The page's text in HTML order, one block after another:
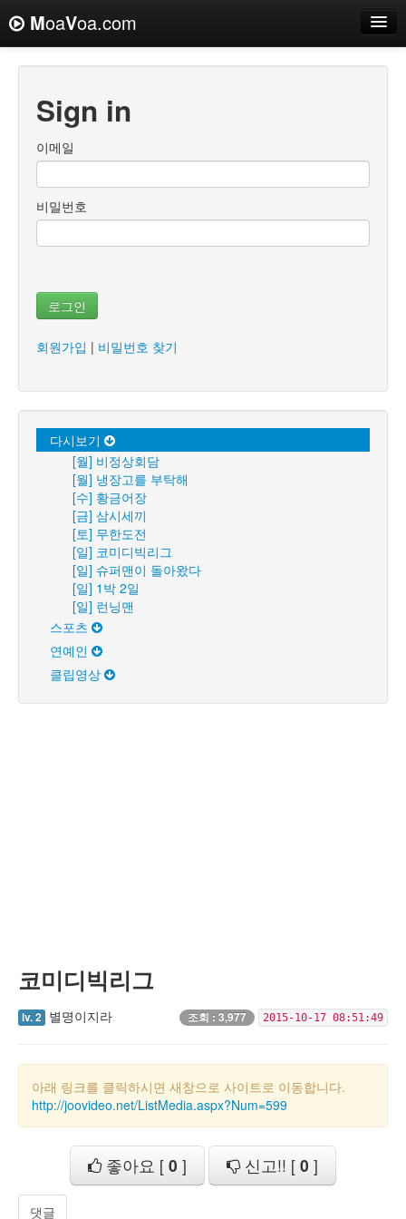
MoaVoa.com
Sign in
이메일
비밀번호
로그인
회원가입 | 비밀번호 찾기
다시보기
[월] 비정상회담
[월] 냉장고를 부탁해
[수] 황금어장
[금] 삼시세끼
[토] 무한도전
[일] 코미디빅리그
[일] 슈퍼맨이 돌아왔다
[일] 1박 2일
[일] 런닝맨
스포츠
연예인
클립영상
코미디빅리그
조회 : 3,977 2015-10-17 08:51:49
lv. 2 별명이지라
아래 링크를 클릭하시면 새창으로 사이트로 이동합니다.
http://joovideo.net/ListMedia.aspx?Num=599
좋아요 [ 0 ] 신고!! [ 0 ]
댓글